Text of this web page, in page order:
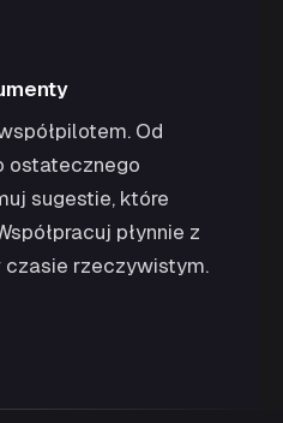
Od
ostatecznego
sugestie, które
płynnie z
czasie rzeczywistym.